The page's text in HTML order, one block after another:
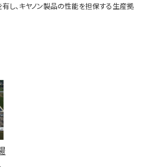
し、キヤノン製品の性能を担保する生産拠